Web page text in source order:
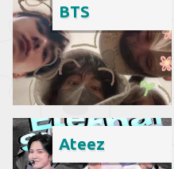
BTS
Ateez